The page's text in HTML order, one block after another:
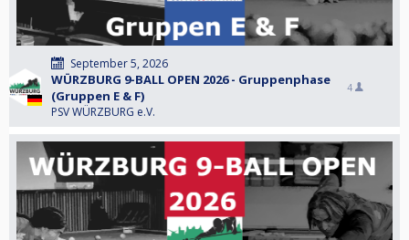
September 5, 2026
WÜRZBURG 9-BALL OPEN 2026 - Gruppenphase
(Gruppen E & F)
PSV WÜRZBURG e.V.
4